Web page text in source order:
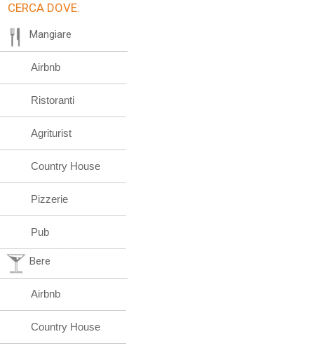
CERCA DOVE:
Mangiare
Airbnb
Ristoranti
Agriturist
Country House
Pizzerie
Pub
Bere
Airbnb
Country House